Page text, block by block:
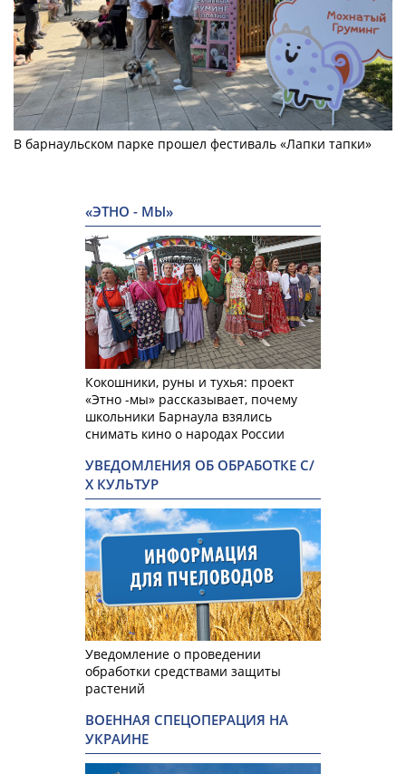
В барнаульском парке прошел фестиваль «Лапки тапки»
«ЭТНО - МЫ»
Кокошники, руны и тухья: проект
«Этно -мы» рассказывает, почему
школьники Барнаула взялись
снимать кино о народах России
УВЕДОМЛЕНИЯ ОБ ОБРАБОТКЕ С/
Х КУЛЬТУР
Уведомление о проведении
обработки средствами защиты
растений
ВОЕННАЯ СПЕЦОПЕРАЦИЯ НА
УКРАИНЕ